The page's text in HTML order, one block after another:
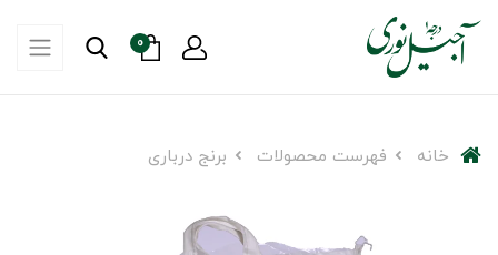
0
خانه فهرست محصولات برنج درباری